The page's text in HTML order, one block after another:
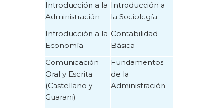
Introducción a la
Administración
Introducción a
la Sociología
Introducción a la
Economía
Contabilidad
Básica
Comunicación
Oral y Escrita
(Castellano y
Guaraní)
Fundamentos
de la
Administración